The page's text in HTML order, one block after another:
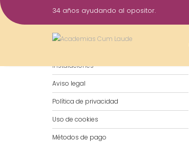
Saltar
al
34 años ayudando al opositor.
Instalaciones
Aviso legal
Política de privacidad
Uso de cookies
Métodos de pago